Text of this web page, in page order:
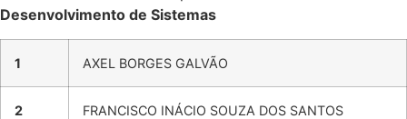
Desenvolvimento de Sistemas
1 AXEL BORGES GALVÃO
2 FRANCISCO INÁCIO SOUZA DOS SANTOS